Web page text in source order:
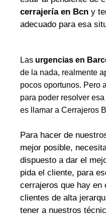
cerrajería en Bcn y
adecuado para esa
Las urgencias en
de la nada, realmente
pocos oportunos. Pero
para poder resolver
es llamar a Cerrajeros
Para hacer de
mejor posible,
dispuesto a dar el
pida el cliente, para
cerrajeros que hay en
clientes de alta
tener a nuestros